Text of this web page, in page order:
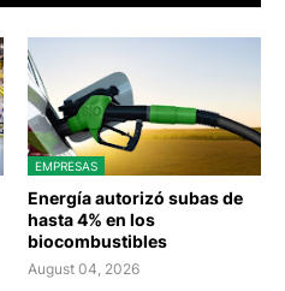
EMPRESAS
Energía autorizó subas de
hasta 4% en los
biocombustibles
August 04, 2026